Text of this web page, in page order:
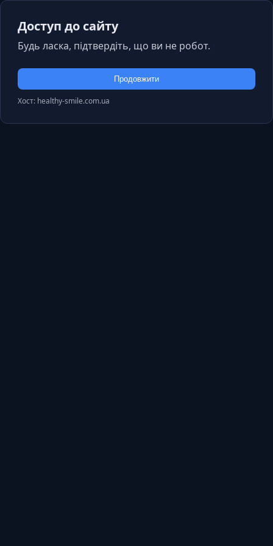
Доступ до сайту
Будь ласка, підтвердіть, що ви не робот.
Продовжити
Хост: healthy-smile.com.ua